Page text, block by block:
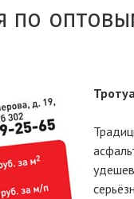
по